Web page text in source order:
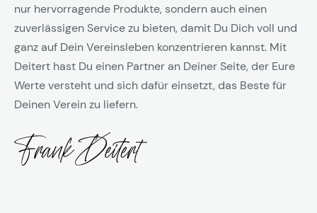
nur hervorragende Produkte, sondern auch einen
zuverlässigen Service zu bieten, damit Du Dich voll und
ganz auf Dein Vereinsleben konzentrieren kannst. Mit
Deitert hast Du einen Partner an Deiner Seite, der Eure
Werte versteht und sich dafür einsetzt, das Beste für
Deinen Verein zu liefern.